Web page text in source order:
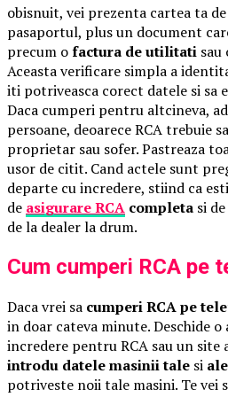
obisnuit, vei prezenta cartea ta
pasaportul, plus un document
precum ofactura de utilitati sau
Aceasta verificare simpla a
iti potriveasca corect datele si sa
Daca cumperi pentru altcineva,
persoane, deoarece RCA trebuie
proprietar sau sofer. Pastreaza
usor de citit. Cand actele sunt
departe cu incredere, stiind ca
de asigurare RCA completa si
de la dealer la drum.
Cum cumperi RCA pe
Daca vrei sa cumperi RCA pe
in doar cateva minute. Deschide
incredere pentru RCA sau un site
introdu datele masinii tale si
potriveste noii tale masini. Te vei